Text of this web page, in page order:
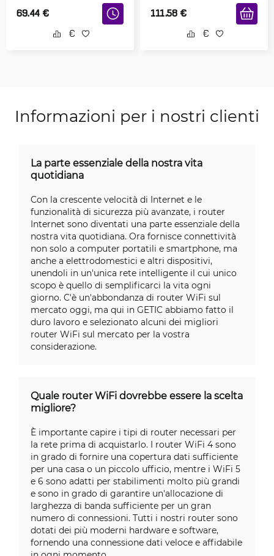
69.44 € 111.58 €
Informazioni per i nostri clienti
La parte essenziale della nostra vita
quotidiana
Con la crescente velocità di Internet e le
funzionalità di sicurezza più avanzate, i router
Internet sono diventati una parte essenziale della
nostra vita quotidiana. Ora fornisce connettività
non solo a computer portatili e smartphone, ma
anche a elettrodomestici e altri dispositivi,
unendoli in un'unica rete intelligente il cui unico
scopo è quello di semplificarci la vita ogni
giorno. C'è un'abbondanza di router WiFi sul
mercato oggi, ma qui in GETIC abbiamo fatto il
duro lavoro e selezionato alcuni dei migliori
router WiFi sul mercato per la vostra
considerazione.
Quale router WiFi dovrebbe essere la scelta
migliore?
È importante capire i tipi di router necessari per
la rete prima di acquistarlo. I router WiFi 4 sono
in grado di fornire una copertura dati sufficiente
per una casa o un piccolo ufficio, mentre i WiFi 5
e 6 sono adatti per stabilimenti molto più grandi
e sono in grado di garantire un'allocazione di
larghezza di banda sufficiente per un gran
numero di connessioni. Tutti i nostri router sono
dotati dei più moderni hardware e software,
fornendo una connessione dati veloce e affidabile